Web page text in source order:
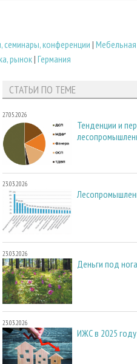
семинары, конференции |
рынок| Германия
СТАТЬИ ПО ТЕМЕ
27.05.2026
Тенденции и
23.03.2026
23.03.2026
Деньги под
23.03.2026
ИЖС в 2025 году